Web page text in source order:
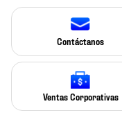
Contáctanos
Ventas Corporativas